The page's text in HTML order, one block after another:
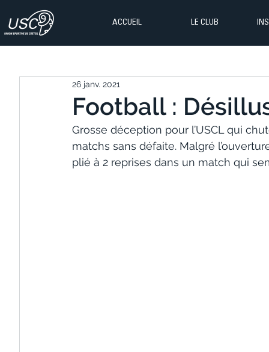
ACCUEIL LE CLUB
Football :
26 janv. 2021
Grosse déception pour l’USCL qui
matchs sans défaite. Malgré
plié à 2 reprises dans un match qui